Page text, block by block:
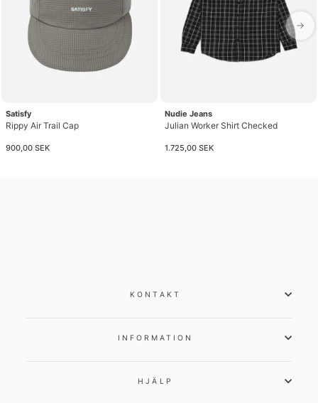
Satisfy
Rippy Air Trail Cap
900,00 SEK
Nudie Jeans
Julian Worker Shirt Checked
1.725,00 SEK
→
KONTAKT
INFORMATION
HJÄLP